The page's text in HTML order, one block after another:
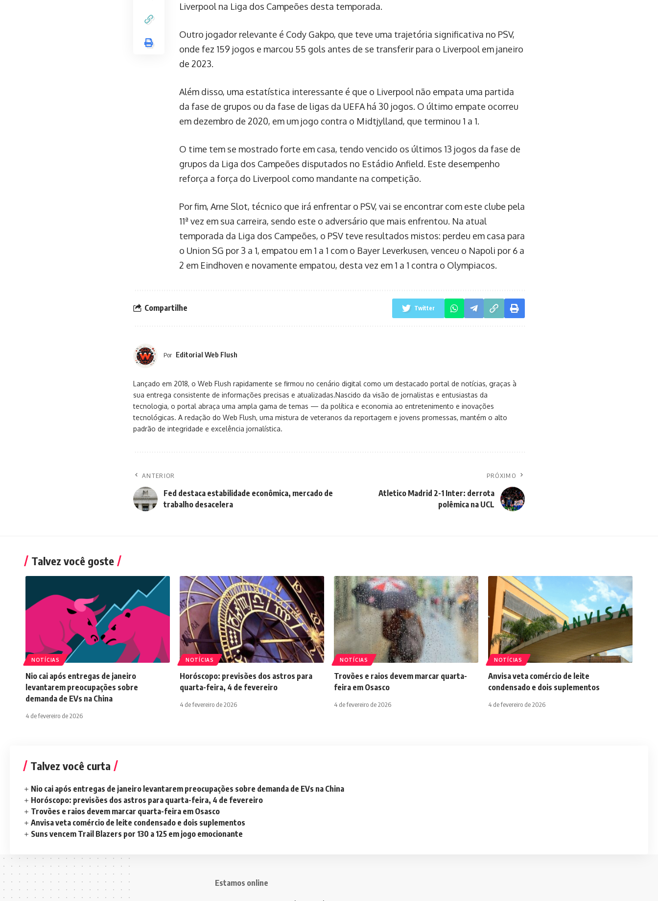
Liverpool na Liga dos Campeões desta temporada.
Outro jogador relevante é Cody Gakpo, que teve uma trajetória significativa no PSV,
onde fez 159 jogos e marcou 55 gols antes de se transferir para o Liverpool em janeiro
de 2023.
Além disso, uma estatística interessante é que o Liverpool não empata uma partida
da fase de grupos ou da fase de ligas da UEFA há 30 jogos. O último empate ocorreu
em dezembro de 2020, em um jogo contra o Midtjylland, que terminou 1 a 1.
O time tem se mostrado forte em casa, tendo vencido os últimos 13 jogos da fase de
grupos da Liga dos Campeões disputados no Estádio Anfield. Este desempenho
reforça a força do Liverpool como mandante na competição.
Por fim, Arne Slot, técnico que irá enfrentar o PSV, vai se encontrar com este clube pela
11ª vez em sua carreira, sendo este o adversário que mais enfrentou. Na atual
temporada da Liga dos Campeões, o PSV teve resultados mistos: perdeu em casa para
o Union SG por 3 a 1, empatou em 1 a 1 com o Bayer Leverkusen, venceu o Napoli por 6 a
2 em Eindhoven e novamente empatou, desta vez em 1 a 1 contra o Olympiacos.
Compartilhe Twitter
Por Editorial Web Flush
Lançado em 2018, o Web Flush rapidamente se firmou no cenário digital como um destacado portal de notícias, graças à
sua entrega consistente de informações precisas e atualizadas.Nascido da visão de jornalistas e entusiastas da
tecnologia, o portal abraça uma ampla gama de temas — da política e economia ao entretenimento e inovações
tecnológicas. A redação do Web Flush, uma mistura de veteranos da reportagem e jovens promessas, mantém o alto
padrão de integridade e excelência jornalística.
ANTERIOR
Fed destaca estabilidade econômica, mercado de
trabalho desacelera
PRÓXIMO
Atletico Madrid 2-1 Inter: derrota
polêmica na UCL
Talvez você goste
NOTÍCIAS
Nio cai após entregas de janeiro
levantarem preocupações sobre
demanda de EVs na China
4 de fevereiro de 2026
NOTÍCIAS
Horóscopo: previsões dos astros para
quarta-feira, 4 de fevereiro
4 de fevereiro de 2026
NOTÍCIAS
Trovões e raios devem marcar quarta-
feira em Osasco
4 de fevereiro de 2026
NOTÍCIAS
Anvisa veta comércio de leite
condensado e dois suplementos
4 de fevereiro de 2026
Talvez você curta
Nio cai após entregas de janeiro levantarem preocupações sobre demanda de EVs na China
Horóscopo: previsões dos astros para quarta-feira, 4 de fevereiro
Trovões e raios devem marcar quarta-feira em Osasco
Anvisa veta comércio de leite condensado e dois suplementos
Suns vencem Trail Blazers por 130 a 125 em jogo emocionante
Estamos online